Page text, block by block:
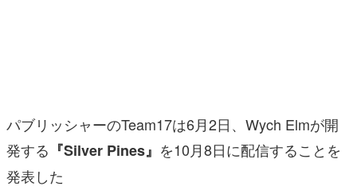
その他
電ファミニコゲーマーとは？
運営：株式会社マレ
パブリッシャーのTeam17は6月2日、Wych Elmが開
発する 『Silver Pines』 を10月8日に配信することを
発表した